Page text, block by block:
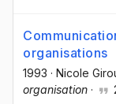
organisations
1993 · Nicole
organisation ·